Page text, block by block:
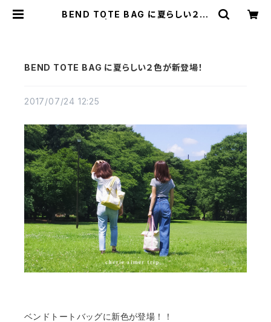
BEND TOTE BAG に夏らしい２色
BEND TOTE BAG に夏らしい２色が新登場！
2017/07/24 12:25
ベンドトートバッグに新色が登場！！